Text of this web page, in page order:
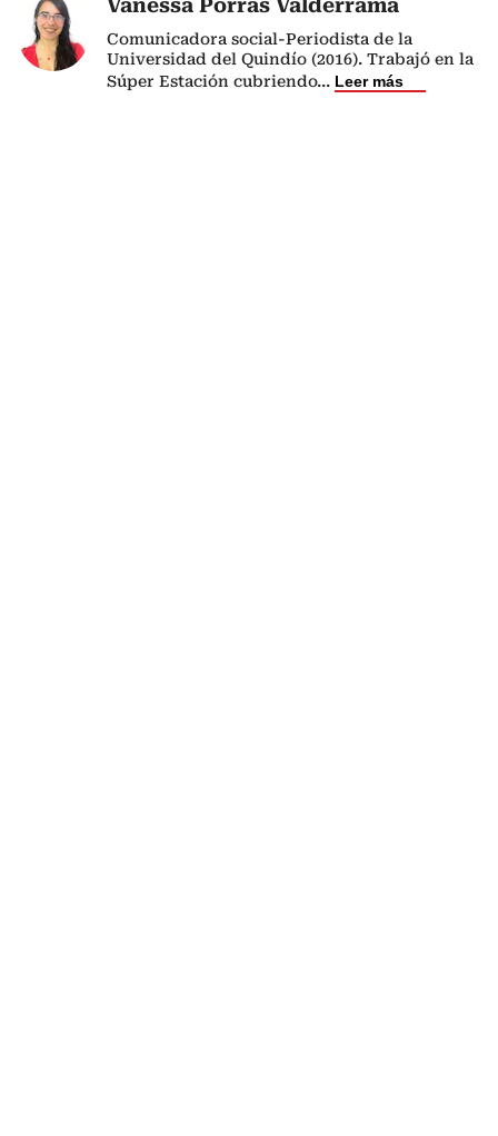
Comunicadora social-Periodista de la
Universidad del Quindío (2016). Trabajó en la
Súper Estación cubriendo... Leer más